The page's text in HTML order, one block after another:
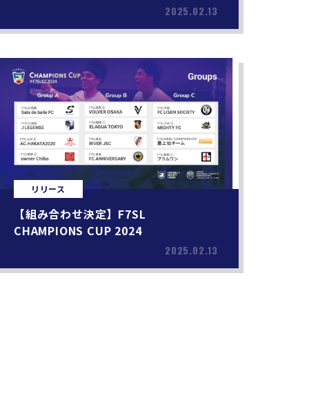
2025.02.13
リリース
【組み合わせ決定】F7SL
CHAMPIONS CUP 2024
2025.02.13